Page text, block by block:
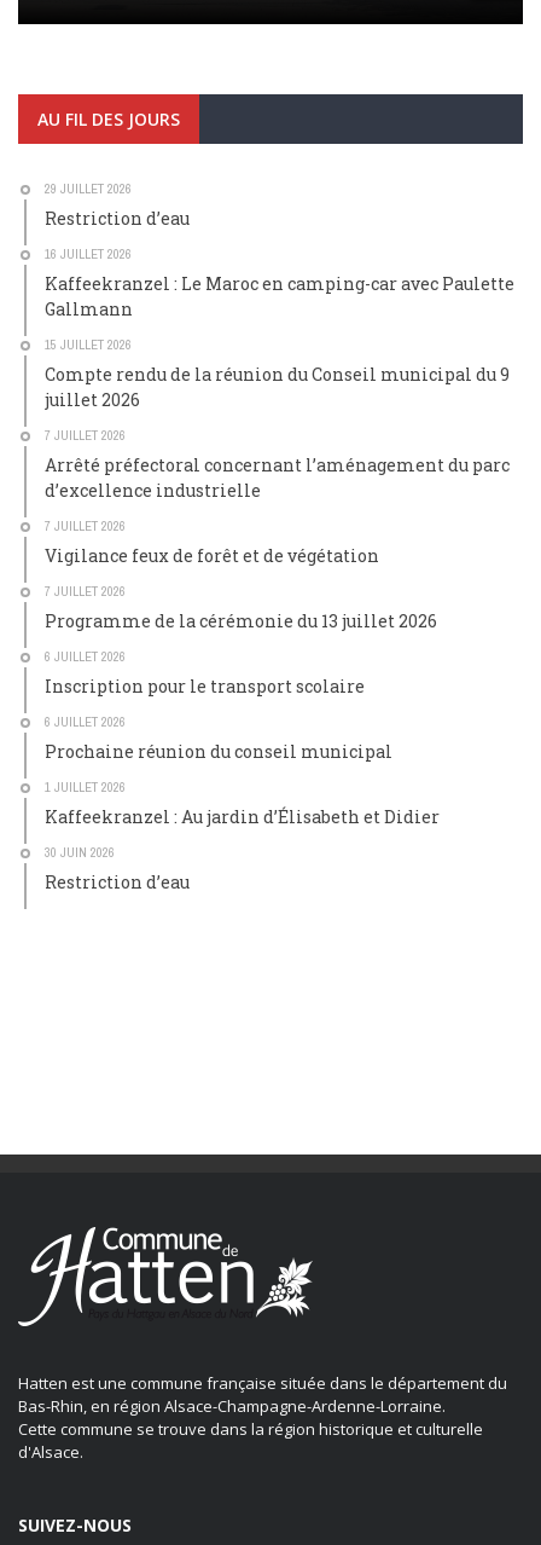
AU FIL DES JOURS
29 JUILLET 2026
Restriction d’eau
16 JUILLET 2026
Kaffeekranzel : Le Maroc en camping-car avec Paulette
Gallmann
15 JUILLET 2026
Compte rendu de la réunion du Conseil municipal du 9
juillet 2026
7 JUILLET 2026
Arrêté préfectoral concernant l’aménagement du parc
d’excellence industrielle
7 JUILLET 2026
Vigilance feux de forêt et de végétation
7 JUILLET 2026
Programme de la cérémonie du 13 juillet 2026
6 JUILLET 2026
Inscription pour le transport scolaire
6 JUILLET 2026
Prochaine réunion du conseil municipal
1 JUILLET 2026
Kaffeekranzel : Au jardin d’Élisabeth et Didier
30 JUIN 2026
Restriction d’eau
Hatten est une commune française située dans le département du
Bas-Rhin, en région Alsace-Champagne-Ardenne-Lorraine.
Cette commune se trouve dans la région historique et culturelle
d'Alsace.
SUIVEZ-NOUS